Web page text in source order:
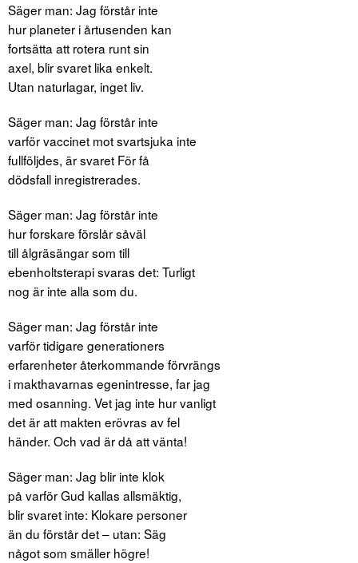
Säger man: Jag förstår inte
hur planeter i årtusenden kan
fortsätta att rotera runt sin
axel, blir svaret lika enkelt.
Utan naturlagar, inget liv.
Säger man: Jag förstår inte
varför vaccinet mot svartsjuka inte
fullföljdes, är svaret För få
dödsfall inregistrerades.
Säger man: Jag förstår inte
hur forskare förslår såväl
till ålgräsängar som till
ebenholtsterapi svaras det: Turligt
nog är inte alla som du.
Säger man: Jag förstår inte
varför tidigare generationers
erfarenheter återkommande förvrängs
i makthavarnas egenintresse, far jag
med osanning. Vet jag inte hur vanligt
det är att makten erövras av fel
händer. Och vad är då att vänta!
Säger man: Jag blir inte klok
på varför Gud kallas allsmäktig,
blir svaret inte: Klokare personer
än du förstår det – utan: Säg
något som smäller högre!